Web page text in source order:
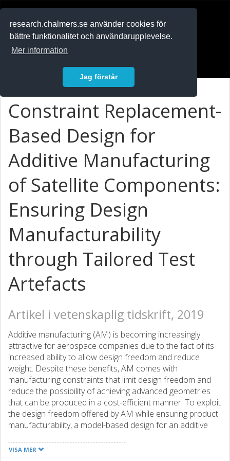
research.chalmers.se använder cookies för
bättre funktionalitet och användarupplevelse.
Mer information
Jag förstår
Constraint Replacement-
Based Design for
Additive Manufacturing
of Satellite Components:
Ensuring Design
Manufacturability
through Tailored Test
Artefacts
Artikel i vetenskaplig tidskrift, 2019
Additive manufacturing (AM) is becoming increasingly
attractive for aerospace companies due to the fact of its
increased ability to allow design freedom and reduce
weight. Despite these benefits, AM comes with
manufacturing constraints that limit design freedom and
reduce the possibility of achieving advanced geometries
that can be produced in a cost-efficient manner. To exploit
the design freedom offered by AM while ensuring product
manufacturability, a model-based design for an additive
is based on the premise that lessons learned from testing
VISA MER